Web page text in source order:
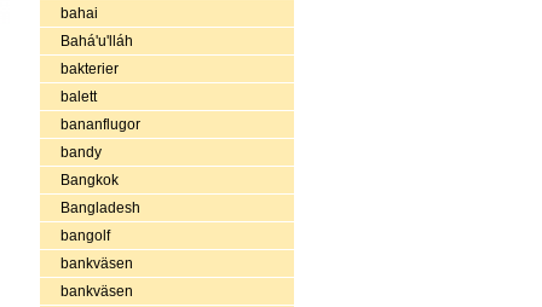
bahai
Bahá'u'lláh
bakterier
balett
bananflugor
bandy
Bangkok
Bangladesh
bangolf
bankväsen
bankväsen